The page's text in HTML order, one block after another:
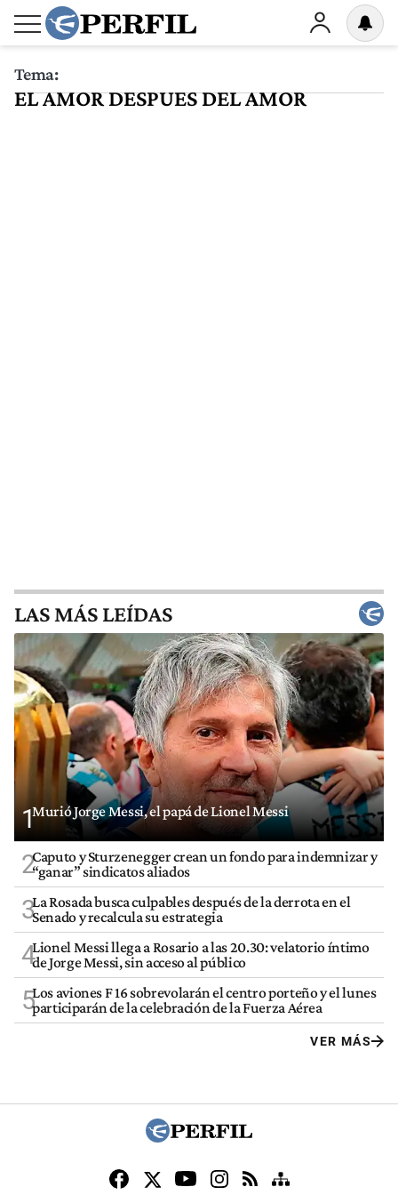
Tema:
EL AMOR DESPUES DEL AMOR
LAS MÁS LEÍDAS
1Murió Jorge Messi, el papá de Lionel Messi
2Caputo y Sturzenegger crean un fondo para indemnizar y
“ganar” sindicatos aliados
3La Rosada busca culpables después de la derrota en el
Senado y recalcula su estrategia
4Lionel Messi llega a Rosario a las 20.30: velatorio íntimo
de Jorge Messi, sin acceso al público
5Los aviones F 16 sobrevolarán el centro porteño y el lunes
participarán de la celebración de la Fuerza Aérea
VER MÁS